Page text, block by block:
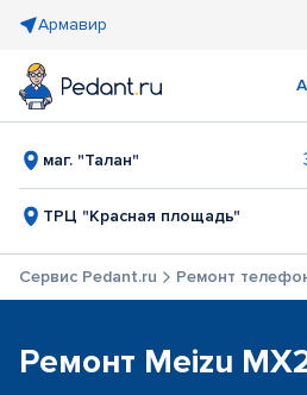
Армавир
маг. "Талан"
ТРЦ "Красная площадь"
Сервис Pedant.ru Ремонт
Ремонт Meizu